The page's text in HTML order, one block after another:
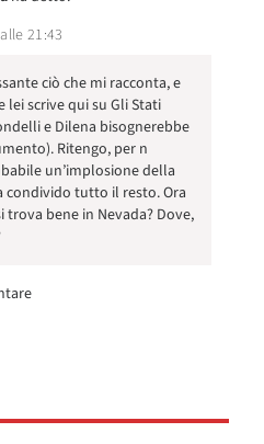
21:43
ciò che mi racconta, e
lei scrive qui su Gli Stati
e Dilena bisognerebbe
Ritengo, per n
un’implosione della
condivido tutto il resto. Ora
trova bene in Nevada? Dove,